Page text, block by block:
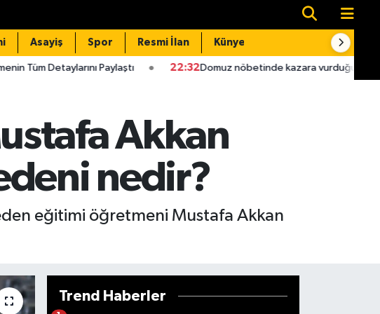
Asayiş Spor Resmi İlan Künye
Paylaştı 22:32Domuz nöbetinde kazara vurduğu babası hastanede
Akkan
nedir?
eğitimi öğretmeni Mustafa Akkan
Trend Haberler